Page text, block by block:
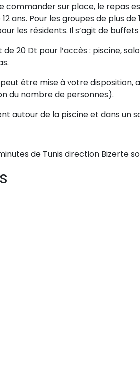
commander sur place, le repas
ans. Pour les groupes de plus
les résidents. Il s’agit de
de 20 Dt pour l’accès : piscine,
être mise à votre disposition,
du nombre de personnes).
autour de la piscine et dans un
de Tunis direction Bizerte